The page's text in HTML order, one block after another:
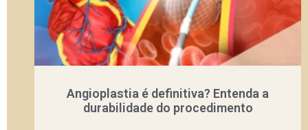
Angioplastia é definitiva? Entenda a
durabilidade do procedimento